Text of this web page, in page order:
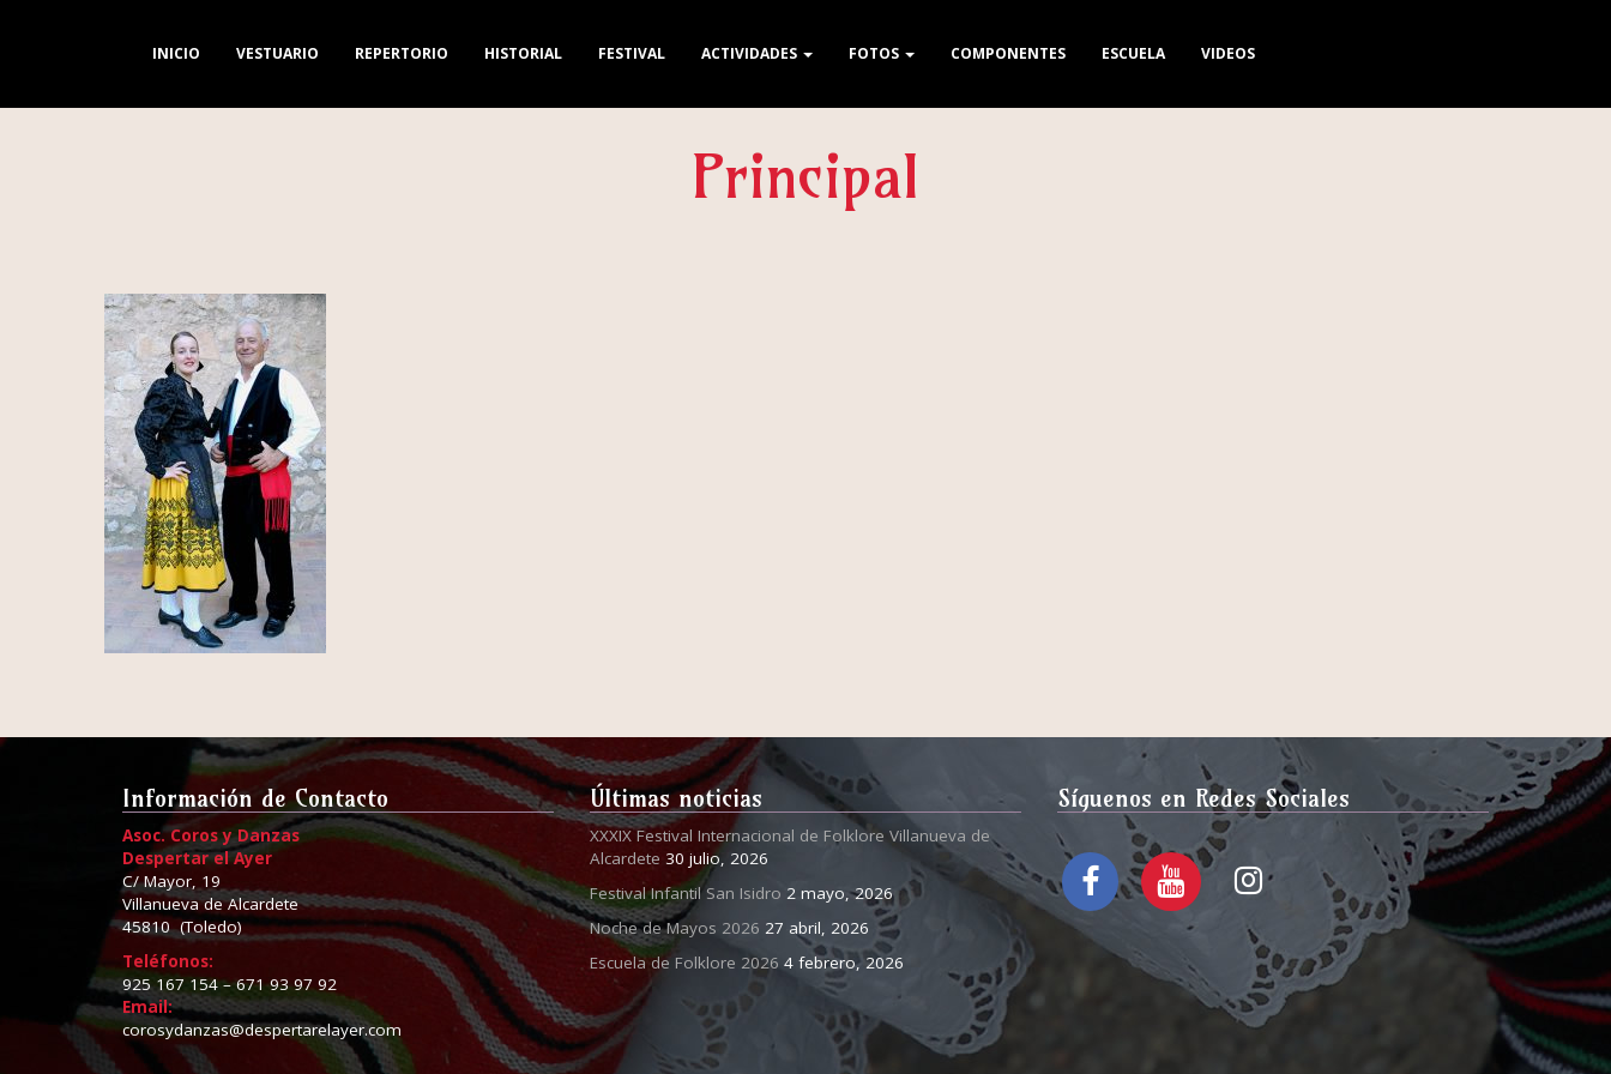
INICIO VESTUARIO REPERTORIO HISTORIAL FESTIVAL ACTIVIDADES FOTOS COMPONENTES ESCUELA VIDEOS
Principal
Información de Contacto
Asoc. Coros y Danzas
Despertar el Ayer
C/ Mayor, 19
Villanueva de Alcardete
45810 (Toledo)
Teléfonos:
925 167 154 – 671 93 97 92
Email:
corosydanzas@despertarelayer.com
Últimas noticias
XXXIX Festival Internacional de Folklore Villanueva de
Alcardete 30 julio, 2026
Festival Infantil San Isidro 2 mayo, 2026
Noche de Mayos 2026 27 abril, 2026
Escuela de Folklore 2026 4 febrero, 2026
Síguenos en Redes Sociales